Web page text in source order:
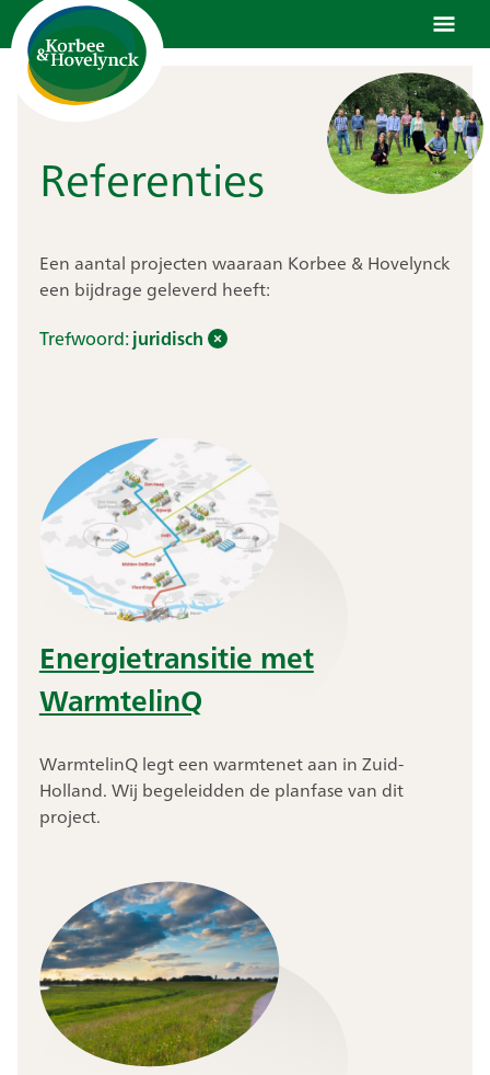
Ga
naar
inhoud
Referenties
Een aantal projecten waaraan Korbee & Hovelynck
een bijdrage geleverd heeft:
Trefwoord:juridisch
Energietransitie met
WarmtelinQ
WarmtelinQ legt een warmtenet aan in Zuid-
Holland. Wij begeleidden de planfase van dit
project.